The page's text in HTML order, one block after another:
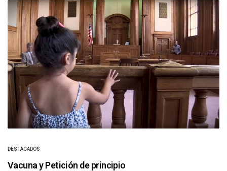
DESTACADOS
Vacuna y Petición de principio